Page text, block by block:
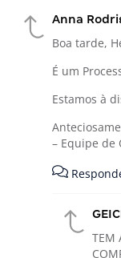
Anna
Boa tarde,
É um
Estamos à
– Equipe de
TEM